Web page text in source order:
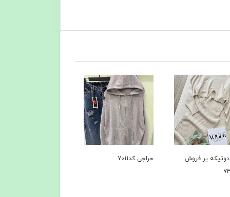
کد7011 کاپشن کد 6735